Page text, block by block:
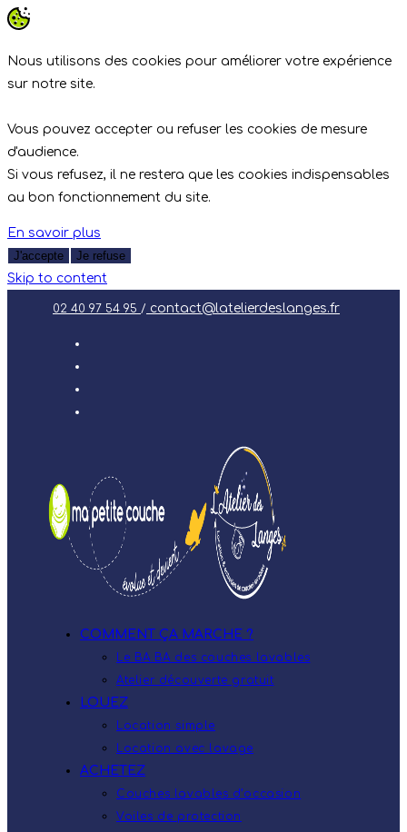
Nous utilisons des cookies pour améliorer votre expérience
sur notre site.
Vous pouvez accepter ou refuser les cookies de mesure
d'audience.
Si vous refusez, il ne restera que les cookies indispensables
au bon fonctionnement du site.
En savoir plus
J'accepte
Je refuse
Skip to content
02 40 97 54 95 / contact@latelierdeslanges.fr
COMMENT ÇA MARCHE ?
Le BA.BA des couches lavables
Atelier découverte gratuit
LOUEZ
Location simple
Location avec lavage
ACHETEZ
Couches lavables d’occasion
Voiles de protection